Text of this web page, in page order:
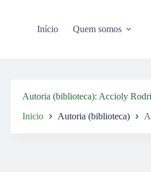
Início Quem somos
Autoria (biblioteca) Accioly
Inicio Autoria (biblioteca)